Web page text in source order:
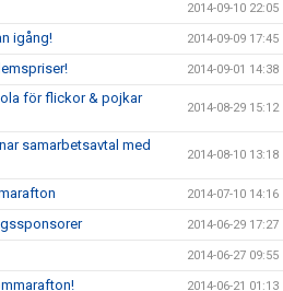
2014-09-10 22:05
igång! 2014-09-09 17:45
2014-09-01 14:38
för flickor & pojkar
2014-08-29 15:12
samarbetsavtal med
2014-08-10 13:18
2014-07-10 14:16
2014-06-29 17:27
2014-06-27 09:55
2014-06-21 01:13